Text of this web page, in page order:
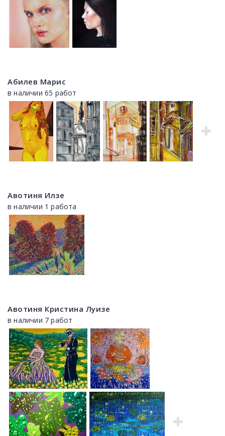
Абилев Марис
в наличии 65 работ
Авотиня Илзе
в наличии 1 работа
Авотиня Кристина Луизе
в наличии 7 работ